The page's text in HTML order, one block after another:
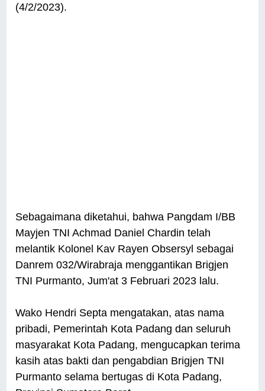
(4/2/2023).
Sebagaimana diketahui, bahwa Pangdam I/BB
Mayjen TNI Achmad Daniel Chardin telah
melantik Kolonel Kav Rayen Obsersyl sebagai
Danrem 032/Wirabraja menggantikan Brigjen
TNI Purmanto, Jum'at 3 Februari 2023 lalu.
Wako Hendri Septa mengatakan, atas nama
pribadi, Pemerintah Kota Padang dan seluruh
masyarakat Kota Padang, mengucapkan terima
kasih atas bakti dan pengabdian Brigjen TNI
Purmanto selama bertugas di Kota Padang,